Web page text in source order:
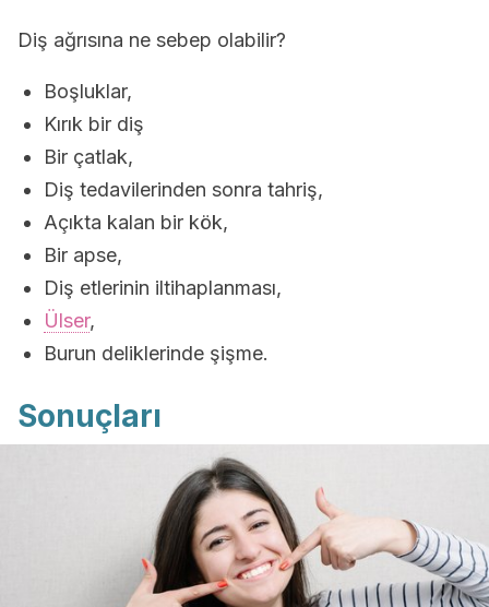
Diş ağrısına ne sebep olabilir?
Boşluklar,
Kırık bir diş
Bir çatlak,
Diş tedavilerinden sonra tahriş,
Açıkta kalan bir kök,
Bir apse,
Diş etlerinin iltihaplanması,
Ülser,
Burun deliklerinde şişme.
Sonuçları